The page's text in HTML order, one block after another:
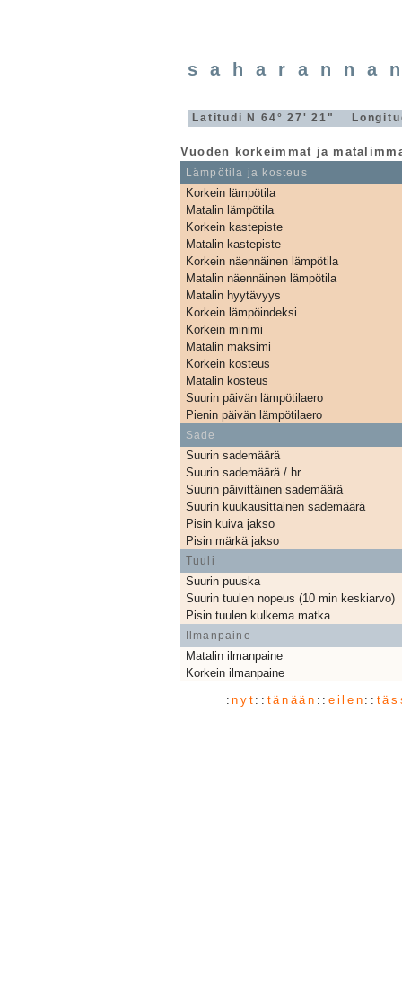
Latitudi N 64° 27' 21"
Vuoden korkeimmat ja
Lämpötila ja kosteus
Korkein lämpötila
Matalin lämpötila
Korkein kastepiste
Matalin kastepiste
Korkein näennäinen lämpötila
Matalin näennäinen lämpötila
Matalin hyytävyys
Korkein lämpöindeksi
Korkein minimi
Matalin maksimi
Korkein kosteus
Matalin kosteus
Suurin päivän lämpötilaero
Pienin päivän lämpötilaero
Sade
Suurin sademäärä
Suurin sademäärä / hr
Suurin päivittäinen sademäärä
Suurin kuukausittainen sademäärä
Pisin kuiva jakso
Pisin märkä jakso
Tuuli
Suurin puuska
Suurin tuulen nopeus (10 min keskiarvo)
Pisin tuulen kulkema matka
Ilmanpaine
Matalin ilmanpaine
Korkein ilmanpaine
:nyt :: tänään :: eilen ::